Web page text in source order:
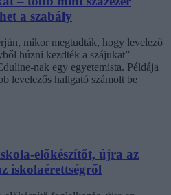
a szabály
mikor megtudták, hogy levelező
húzni kezdték a szájukat” –
nak egy egyetemista. Példája
levelezős hallgató számolt be
előkészítőt, újra az
iskolaérettségről